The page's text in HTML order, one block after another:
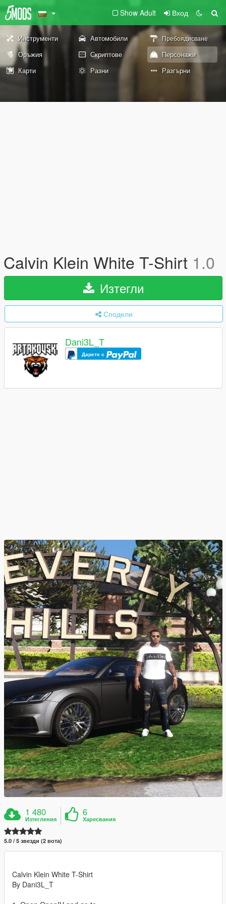
Show Adult Вход
Инструменти Автомобили Пребоядисване
Оръжия Скриптове
Персонажи
Карти
Разни Разгърни
Calvin Klein White T-Shirt 1.0
Изтегли
Сподели
Dani3L_T
Дарете с
1 480
Изтегления
6
Харесвания
5.0 / 5 звезди (2 вота)
Calvin Klein White T-Shirt
By Dani3L_T